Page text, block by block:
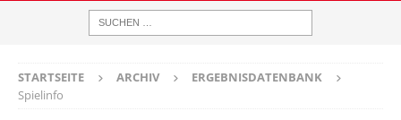
STARTSEITE ARCHIV
ERGEBNISDATENBANK
Spielinfo